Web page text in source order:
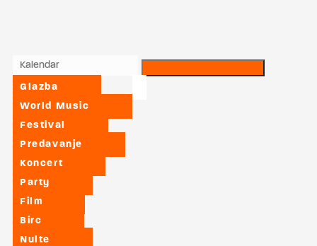
Glazba
World Music
Festival
Predavanje
Koncert
Party
Film
Birc
Nulte